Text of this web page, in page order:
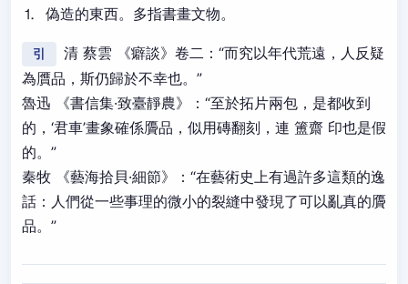
⒈ 偽造的東西。多指書畫文物。
引
清 蔡雲 《癖談》卷二：“而究以年代荒遠，人反疑
為贋品，斯仍歸於不幸也。”
魯迅 《書信集·致臺靜農》：“至於拓片兩包，是都收到
的，‘君車’畫象確係贗品，似用磚翻刻，連 簠齋 印也是假
的。”
秦牧 《藝海拾貝·細節》：“在藝術史上有過許多這類的逸
話：人們從一些事理的微小的裂縫中發現了可以亂真的贗
品。”